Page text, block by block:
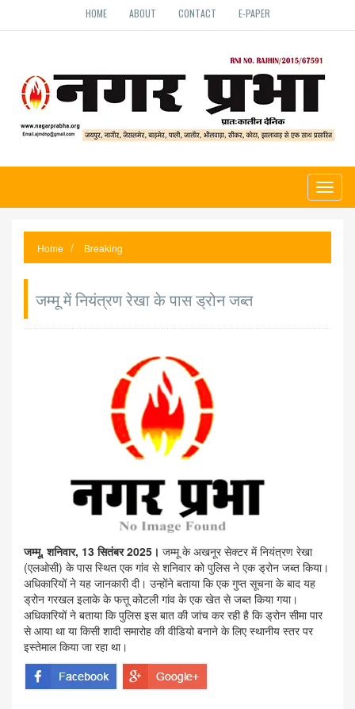
HOME ABOUT CONTACT E-PAPER
Home Breaking
जम्मू में नियंत्रण रेखा के पास ड्रोन जब्त
जम्मू, शनिवार, 13 सितंबर 2025। जम्मू के अखनूर सेक्टर में नियंत्रण रेखा
(एलओसी) के पास स्थित एक गांव से शनिवार को पुलिस ने एक ड्रोन जब्त किया।
अधिकारियों ने यह जानकारी दी। उन्होंने बताया कि एक गुप्त सूचना के बाद यह
ड्रोन गरखल इलाके के फत्तू कोटली गांव के एक खेत से जब्त किया गया।
अधिकारियों ने बताया कि पुलिस इस बात की जांच कर रही है कि ड्रोन सीमा पार
से आया था या किसी शादी समारोह की वीडियो बनाने के लिए स्थानीय स्तर पर
इस्तेमाल किया जा रहा था।